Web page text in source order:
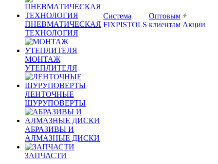
ПНЕВМАТИЧЕСКАЯ
ТЕХНОЛОГИЯ
МОНТАЖ
УТЕПЛИТЕЛЯ
ЛЕНТОЧНЫЕ
ШУРУПОВЕРТЫ
АБРАЗИВЫ И
АЛМАЗНЫЕ ДИСКИ
ЗАПЧАСТИ
Система
FIXPISTOLS
Оптовым
клиентам Акции